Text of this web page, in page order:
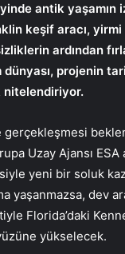
antik
keşif aracı, yirmi
ardından
dünyası, projenin
nitelendiriyor.
gerçekleşmesi
Uzay Ajansı ESA
yeni bir soluk
yaşanmazsa, dev
Florida’daki
yükselecek.